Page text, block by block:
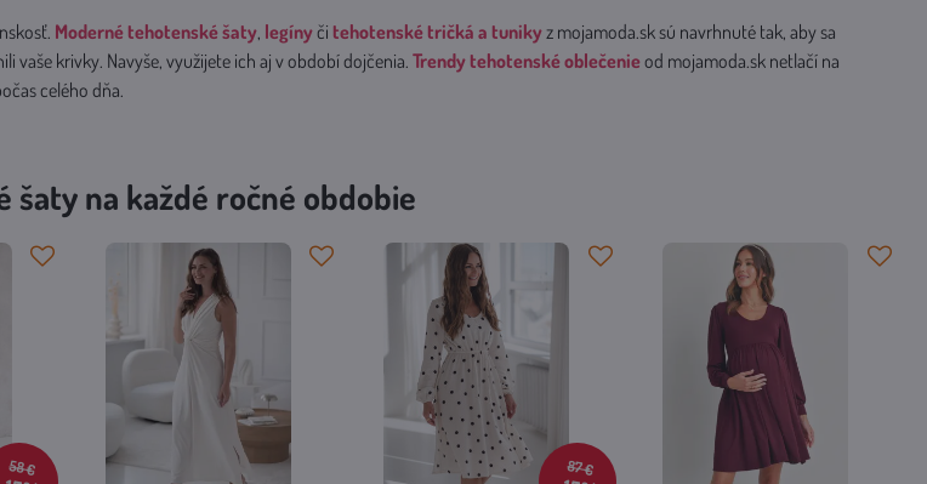
Moderné tehotenské šaty, legínyči tehotenské tričká a tuniky z mojamoda.sk sú navrhnuté tak, aby sa
vaše krivky. Navyše, využijete ich aj v období dojčenia.Trendy tehotenské oblečenieod mojamoda.sk netlačí na
celého dňa.
šaty na každé ročné obdobie
58 € 87 €